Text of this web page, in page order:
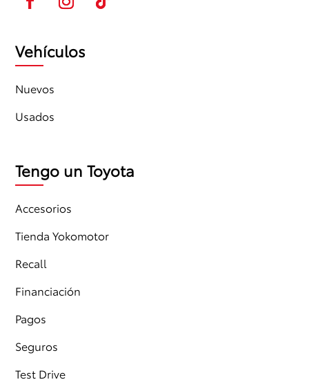
Vehículos
Nuevos
Usados
Tengo un Toyota
Accesorios
Tienda Yokomotor
Recall
Financiación
Pagos
Seguros
Test Drive